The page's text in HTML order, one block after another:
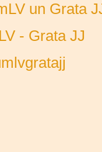
un Grata
- Grata JJ